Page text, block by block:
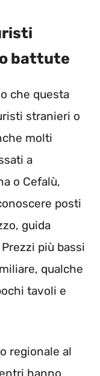
battute
che questa
stranieri o
molti
a
o Cefalù,
posti
guida
più bassi
qualche
tavoli e
regionale al